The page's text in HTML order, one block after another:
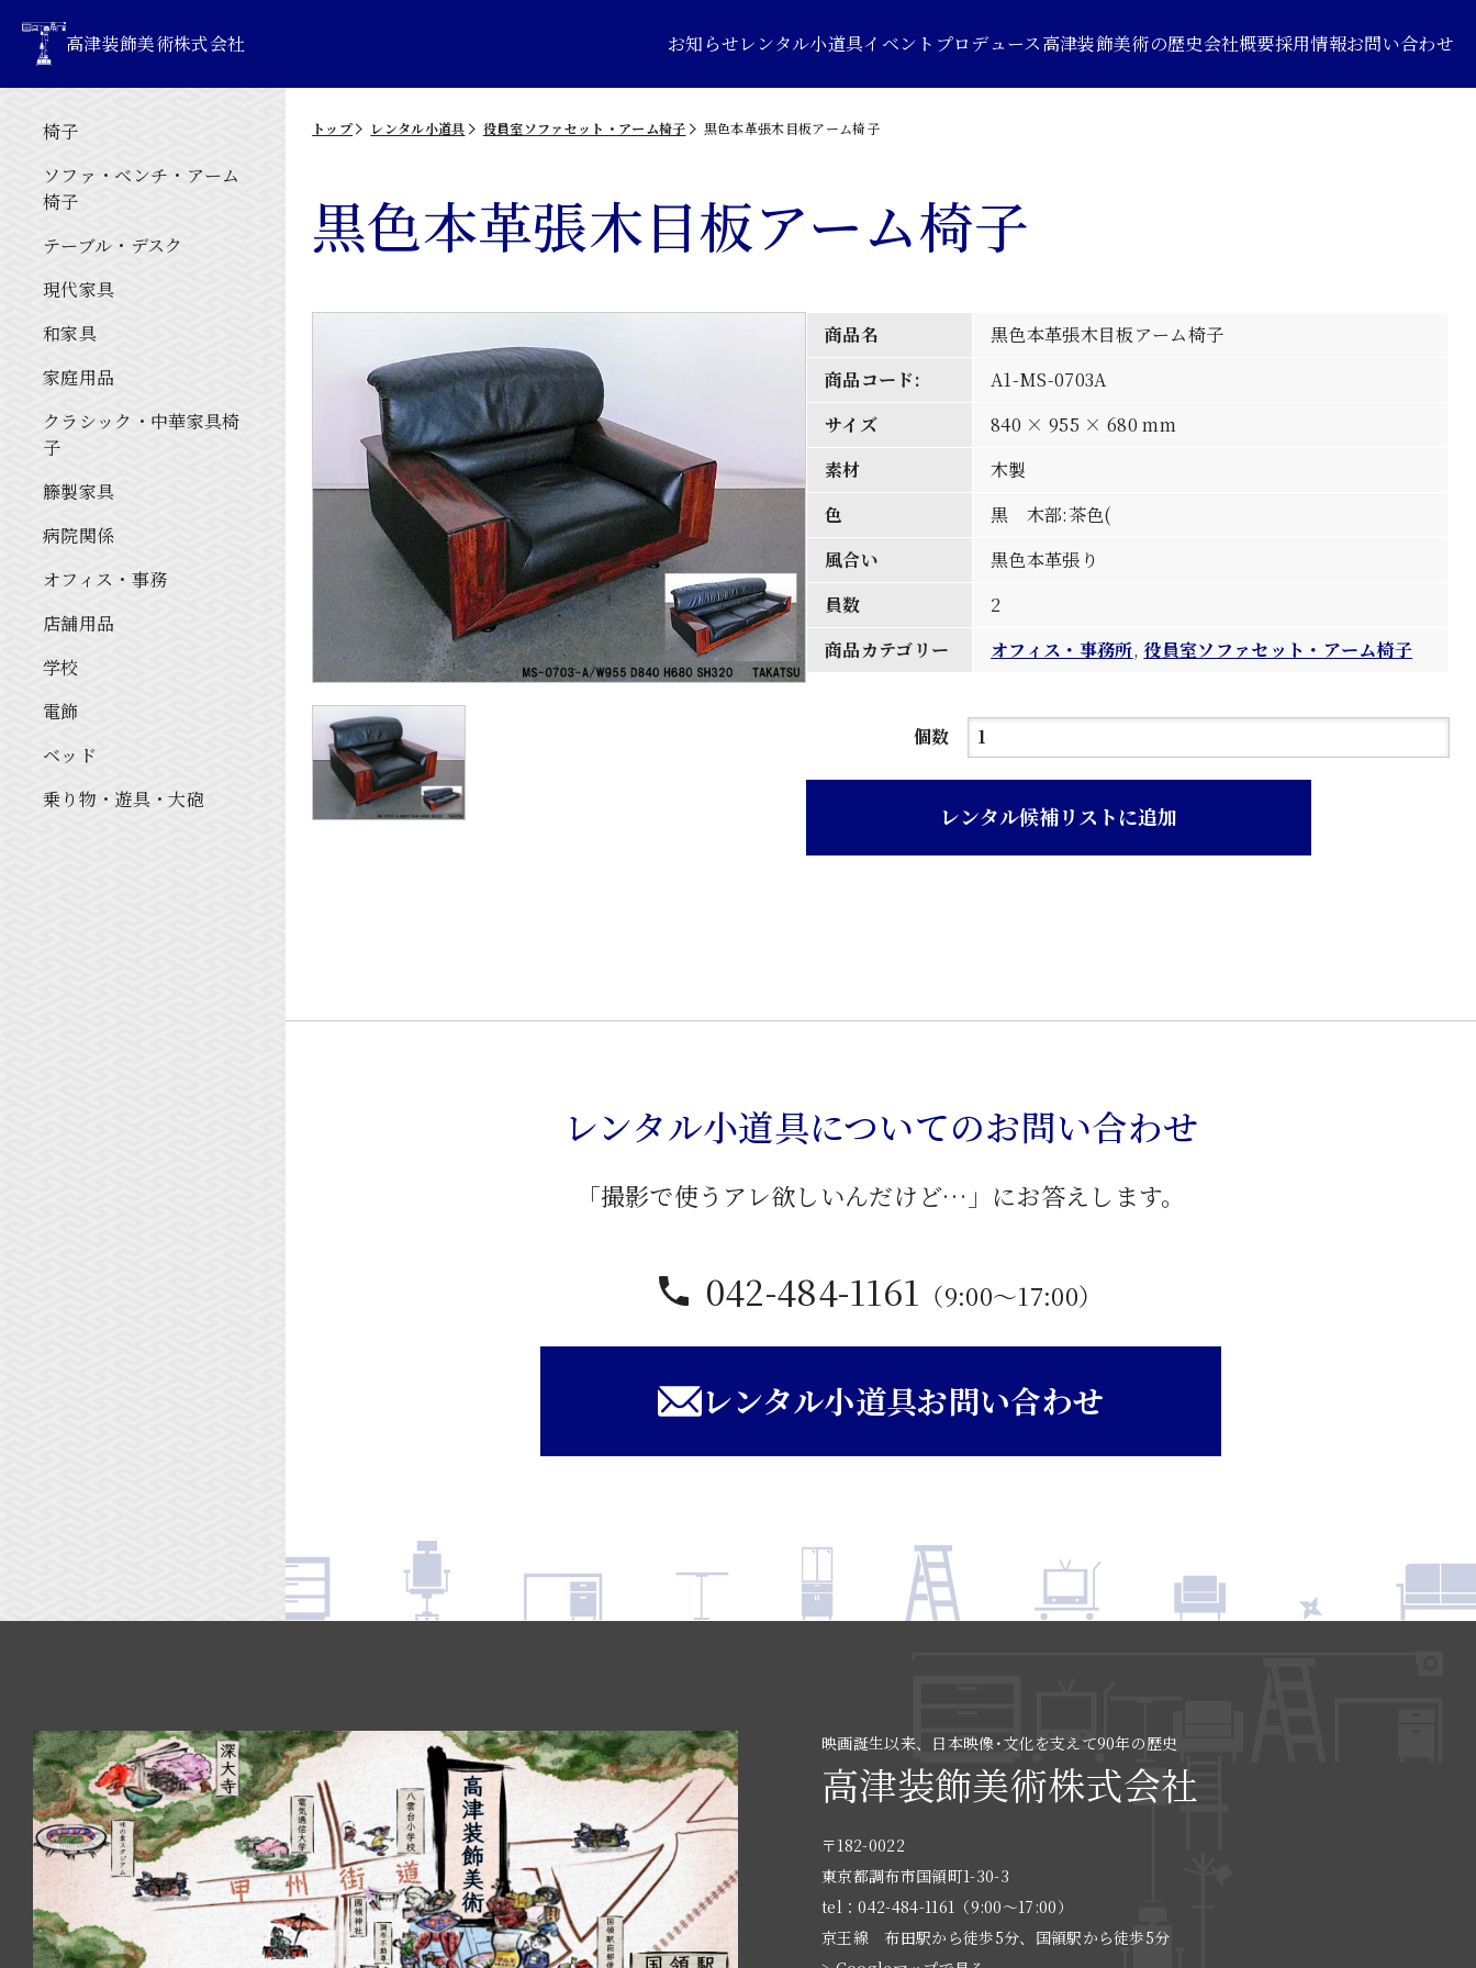
高津装飾美術株式会社 お知らせレンタル小道具イベントプロデュース高津装飾美術の歴史会社概要採用情報お問い合わせ
椅子
ソファ・ベンチ・アーム
椅子
テーブル・デスク
現代家具
和家具
家庭用品
クラシック・中華家具椅
子
籐製家具
病院関係
オフィス・事務
店舗用品
学校
電飾
ベッド
乗り物・遊具・大砲
トップ レンタル小道具 役員室ソファセット・アーム椅子 黒色本革張木目板アーム椅子
黒色本革張木目板アーム椅子
商品名
黒色本革張木目板アーム椅子
商品コード:
A1-MS-0703A
サイズ
840 × 955 × 680 mm
素材
木製
色
黒 木部:茶色(
風合い
黒色本革張り
員数
2
商品カテゴリー
オフィス・事務所,役員室ソファセット・アーム椅子
個数
黒
ア
椅
個
レンタル候補リストに追加
レンタル小道具についてのお問い合わせ
「撮影で使うアレ欲しいんだけど…」にお答えします。
042-484-1161 （9:00〜17:00）
レンタル小道具お問い合わせ
映画誕生以来、日本映像･文化を支えて90年の歴史
高津装飾美術株式会社
〒182-0022
東京都調布市国領町1-30-3
tel：042-484-1161（9:00〜17:00）
京王線 布田駅から徒歩5分、国領駅から徒歩5分